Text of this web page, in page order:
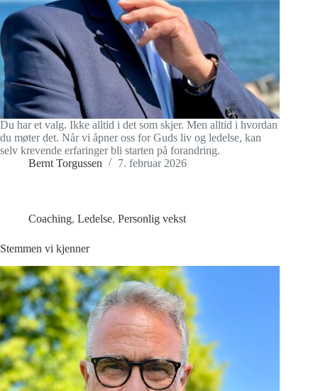
Du har et valg. Ikke alltid i det som skjer. Men alltid i hvordan
du møter det. Når vi åpner oss for Guds liv og ledelse, kan
selv krevende erfaringer bli starten på forandring.
Bernt Torgussen
7. februar 2026
Coaching, Ledelse, Personlig vekst
Stemmen vi kjenner